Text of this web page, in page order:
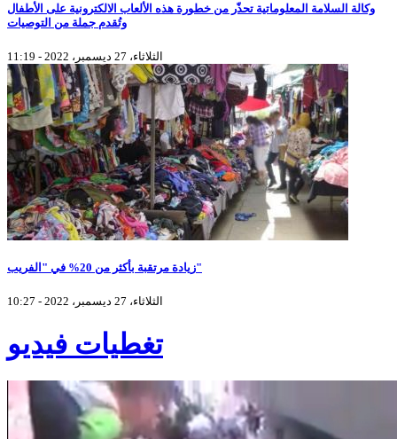
وكالة السلامة المعلوماتية تحذّر من خطورة هذه الألعاب الالكترونية على الأطفال
وتُقدم جملة من التوصيات
الثلاثاء، 27 ديسمبر، 2022 - 11:19
زيادة مرتقبة بأكثر من 20% في "الفريب"
الثلاثاء، 27 ديسمبر، 2022 - 10:27
تغطيات فيديو